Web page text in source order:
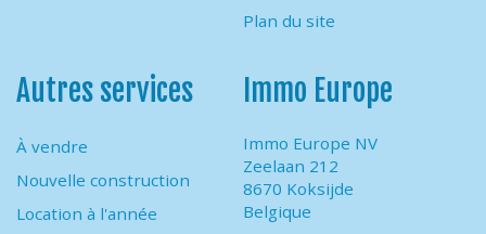
Plan du site
Autres services
À vendre
Nouvelle construction
Location à l'année
Immo Europe
Immo Europe NV
Zeelaan 212
8670 Koksijde
Belgique